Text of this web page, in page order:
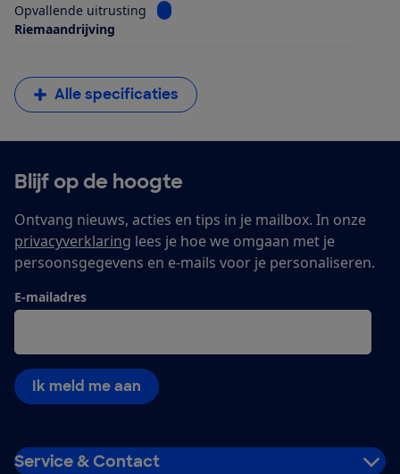
Opvallende uitrusting
Bekijk informatie voor Opvallende
Riemaandrijving
Alle specificaties
Blijf op de hoogte
Ontvang nieuws, acties en tips in je mailbox. In onze
privacyverklaring lees je hoe we omgaan met je
persoonsgegevens en e-mails voor je personaliseren.
E-mailadres
Ik meld me aan
Service & Contact